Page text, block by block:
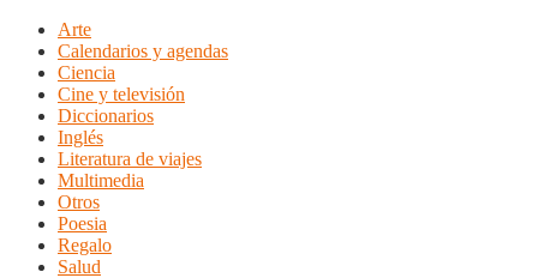
Arte
Calendarios y agendas
Ciencia
Cine y televisión
Diccionarios
Inglés
Literatura de viajes
Multimedia
Otros
Poesia
Regalo
Salud